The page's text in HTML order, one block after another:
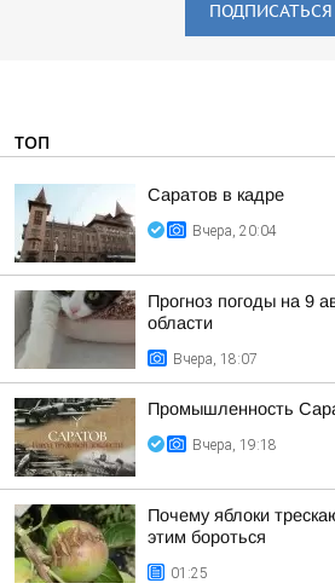
ПОДПИСАТЬСЯ
ТОП
Саратов в кадре
Вчера, 20:04
Прогноз погоды на 9
области
Вчера, 18:07
Промышленность
Вчера, 19:18
Почему яблоки
этим бороться
01:25